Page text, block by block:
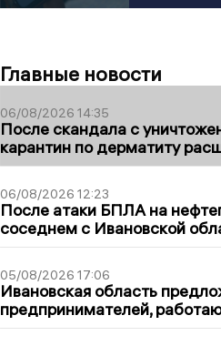
Главные новости
06/08/2026 14:35
После скандала с
карантин по дерматиту
06/08/2026 12:23
После атаки БПЛА на
соседнем с Ивановской
05/08/2026 17:06
Ивановская область
предпринимателей,